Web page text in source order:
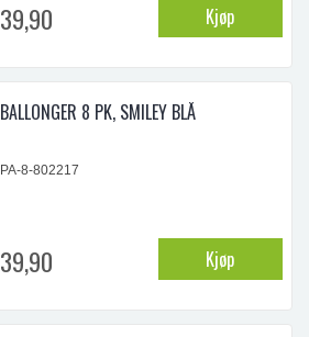
39,90 Kjøp
BALLONGER 8 PK, SMILEY BLÅ
PA-8-802217
39,90 Kjøp